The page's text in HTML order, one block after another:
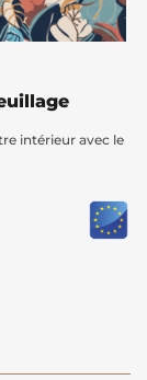
intérieur avec le